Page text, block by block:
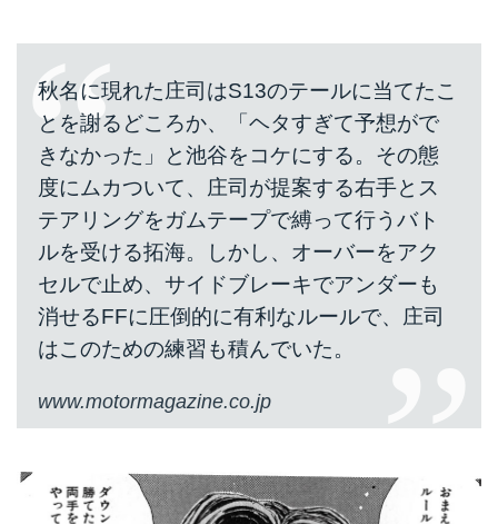
秋名に現れた庄司はS13のテールに当てたこ
とを謝るどころか、「ヘタすぎて予想がで
きなかった」と池谷をコケにする。その態
度にムカついて、庄司が提案する右手とス
テアリングをガムテープで縛って行うバト
ルを受ける拓海。しかし、オーバーをアク
セルで止め、サイドブレーキでアンダーも
消せるFFに圧倒的に有利なルールで、庄司
はこのための練習も積んでいた。
www.motormagazine.co.jp